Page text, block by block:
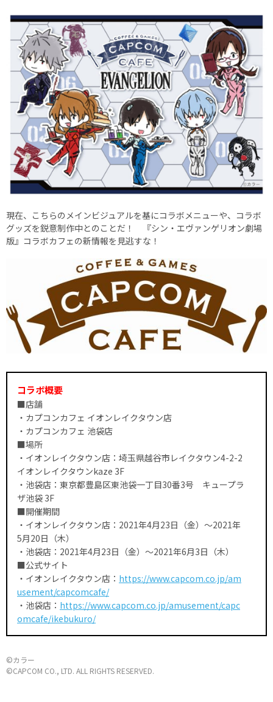
現在、こちらのメインビジュアルを基にコラボメニューや、コラボ
グッズを鋭意制作中とのことだ！ 『シン・エヴァンゲリオン劇場
版』コラボカフェの新情報を見逃すな！
コラボ概要
■店舗
・カプコンカフェ イオンレイクタウン店
・カプコンカフェ 池袋店
■場所
・イオンレイクタウン店：埼玉県越谷市レイクタウン4-2-2
イオンレイクタウンkaze 3F
・池袋店：東京都豊島区東池袋一丁目30番3号 キュープラ
ザ池袋 3F
■開催期間
・イオンレイクタウン店：2021年4月23日（金）～2021年
5月20日（木）
・池袋店：2021年4月23日（金）～2021年6月3日（木）
■公式サイト
・イオンレイクタウン店： https://www.capcom.co.jp/am
usement/capcomcafe/
・池袋店： https://www.capcom.co.jp/amusement/capc
omcafe/ikebukuro/
©カラー
©CAPCOM CO., LTD. ALL RIGHTS RESERVED.